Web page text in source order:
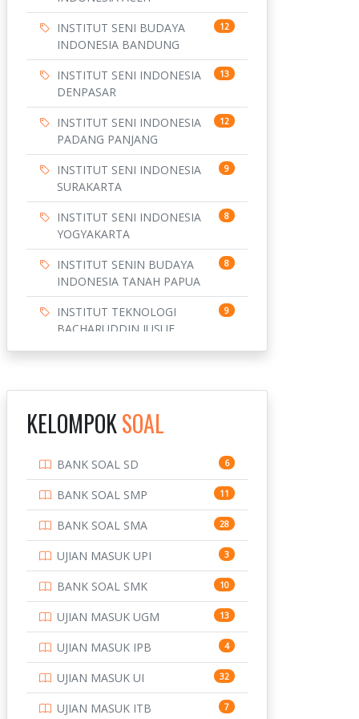
INSTITUT SENI BUDAYA
INDONESIA BANDUNG
12
INSTITUT SENI INDONESIA
DENPASAR
13
INSTITUT SENI INDONESIA
PADANG PANJANG
12
INSTITUT SENI INDONESIA
SURAKARTA
9
INSTITUT SENI INDONESIA
YOGYAKARTA
8
INSTITUT SENIN BUDAYA
INDONESIA TANAH PAPUA
8
INSTITUT TEKNOLOGI
BACHARUDDIN JUSUF
9
BANDUNG
INSTITUT TEKNOLOGI
INSTITUT TEKNOLOGI
SEPULUH NOVEMBER
10
INSTITUT TEKNOLOGI
SUMATERA
9
IPDN / STPDN 148
PENDIDIKAN 943
PERBANKAN 3
POLRI 169
POLTEK SSN 7
4
KELOMPOKSOAL
BANK SOAL SD 6
BANK SOAL SMP 11
BANK SOAL SMA 28
UJIAN MASUK UPI 3
BANK SOAL SMK 10
UJIAN MASUK UGM 13
UJIAN MASUK IPB 4
UJIAN MASUK UI 32
UJIAN MASUK ITB 7